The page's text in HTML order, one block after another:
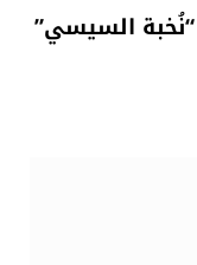
“نُخبة السيسي”